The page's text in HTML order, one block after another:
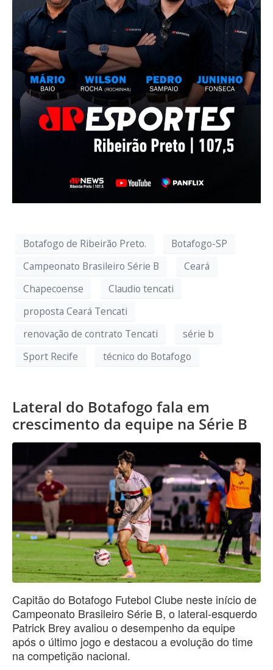
Botafogo de Ribeirão Preto.
Botafogo-SP
Campeonato Brasileiro Série B
Ceará
Chapecoense
Claudio tencati
proposta Ceará Tencati
renovação de contrato Tencati
série b
Sport Recife
técnico do Botafogo
Lateral do Botafogo fala em
crescimento da equipe na Série B
Capitão do Botafogo Futebol Clube neste início de
Campeonato Brasileiro Série B, o lateral-esquerdo
Patrick Brey avaliou o desempenho da equipe
após o último jogo e destacou a evolução do time
na competição nacional.